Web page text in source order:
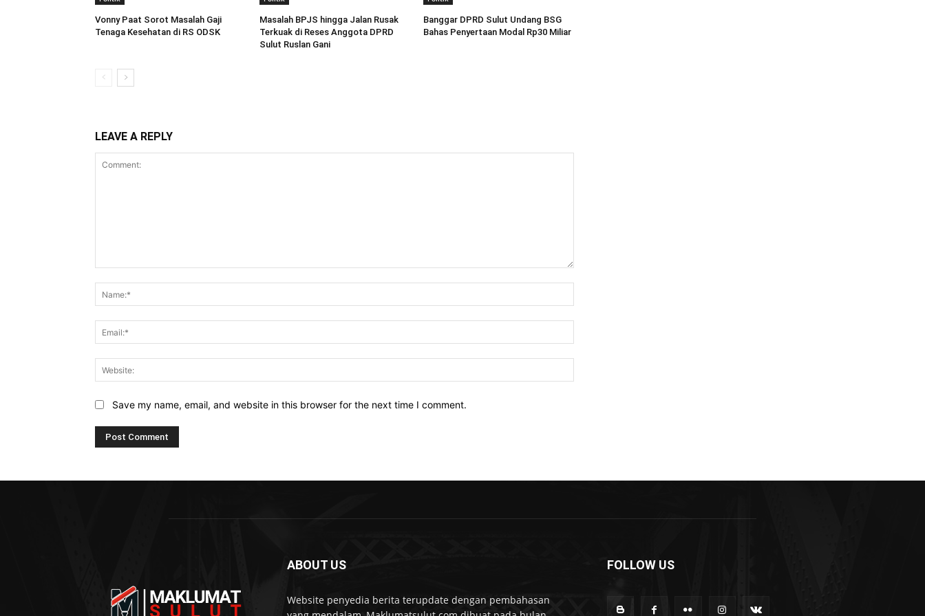
Vonny Paat Sorot Masalah Gaji
Tenaga Kesehatan di RS ODSK
Masalah BPJS hingga Jalan Rusak
Terkuak di Reses Anggota DPRD
Sulut Ruslan Gani
Banggar DPRD Sulut Undang BSG
Bahas Penyertaan Modal Rp30 Miliar
LEAVE A REPLY
Save my name, email, and website in this browser for the next time I comment.
ABOUT US
Website penyedia berita terupdate dengan pembahasan
FOLLOW US